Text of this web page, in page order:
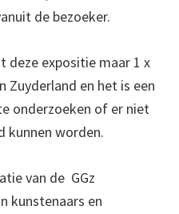
de bezoeker.
deze expositie maar 1 x
Zuyderland en het is een
onderzoeken of er niet
kunnen worden.
van de GGz
kunstenaars en